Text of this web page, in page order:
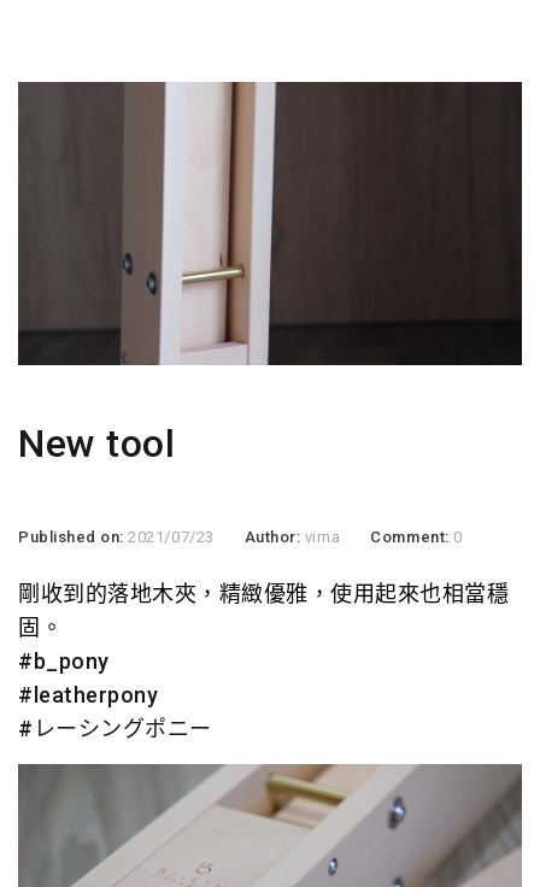
New tool
Published on:2021/07/23 Author: virna Comment: 0
剛收到的落地木夾，精緻優雅，使用起來也相當穩
固。
#b_pony
#leatherpony
#レーシングポニー